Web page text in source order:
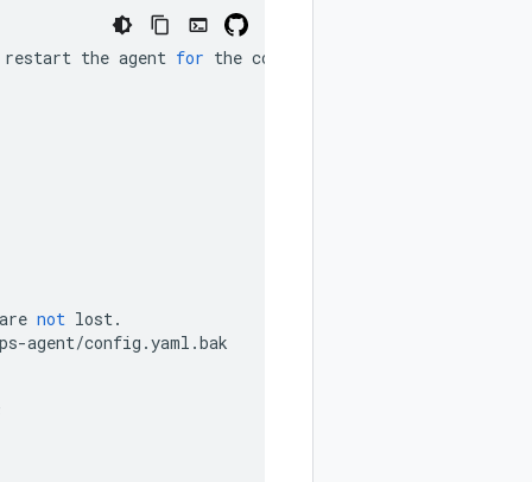
restart the agent for the configuration
are not lost.
-agent/config .yaml .bak